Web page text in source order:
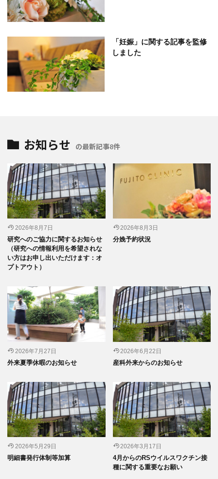
「妊娠」に関する記事を監修
しました
お知らせ の最新記事8件
2026年8月7日
研究へのご協力に関するお知らせ
（研究への情報利用を希望されな
い方はお申し出いただけます：オ
プトアウト）
2026年8月3日
分娩予約状況
2026年7月27日
外来夏季休暇のお知らせ
2026年6月22日
産科外来からのお知らせ
2026年5月29日
明細書発行体制等加算
2026年3月17日
4月からのRSウイルスワクチン接
種に関する重要なお願い